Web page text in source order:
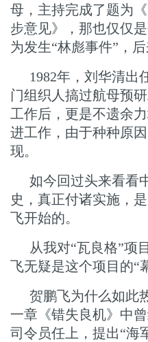
母，主持完成了题为
步意见》，那也仅仅
为发生“林彪事件”，后
1982年，刘华清出
门组织人搞过航母预
工作后，更是不遗余
进工作，由于种种原
现。
如今回过头来看看
史，真正付诸实施，
飞开始的。
从我对“瓦良格”项
飞无疑是这个项目的“
贺鹏飞为什么如此
一章《错失良机》中
司令员任上，提出“海